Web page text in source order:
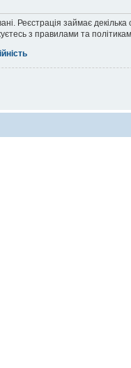
Реєстрація займає
з правилами та